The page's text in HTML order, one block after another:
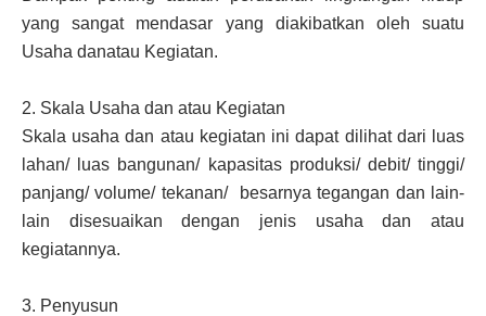
yang sangat mendasar yang diakibatkan oleh suatu
Usaha danatau Kegiatan.
2. Skala Usaha dan atau Kegiatan
Skala usaha dan atau kegiatan ini dapat dilihat dari luas
lahan/ luas bangunan/ kapasitas produksi/ debit/ tinggi/
panjang/ volume/ tekanan/ besarnya tegangan dan lain-
lain disesuaikan dengan jenis usaha dan atau
kegiatannya.
3. Penyusun